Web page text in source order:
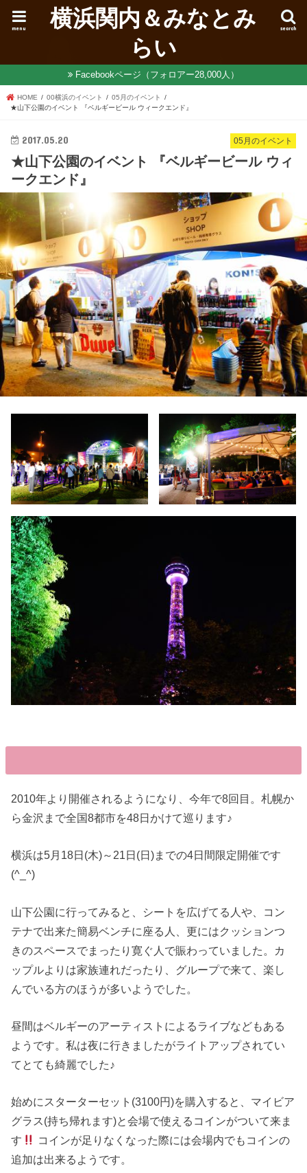
横浜関内＆みなとみ
らい
search
menu
Facebookページ（フォロアー28,000人）
HOME 00横浜のイベント
05月のイベント
★山下公園のイベント 『ベルギービール ウィークエンド』
05月のイベント
2017.05.20
★山下公園のイベント 『ベルギービール ウィ
ークエンド』
2010年より開催されるようになり、今年で8回目。札幌か
ら金沢まで全国8都市を48日かけて巡ります♪
横浜は5月18日(木)～21日(日)までの4日間限定開催です
(^_^)
山下公園に行ってみると、シートを広げてる人や、コン
テナで出来た簡易ベンチに座る人、更にはクッションつ
きのスペースでまったり寛ぐ人で賑わっていました。カ
ップルよりは家族連れだったり、グループで来て、楽し
んでいる方のほうが多いようでした。
昼間はベルギーのアーティストによるライブなどもある
ようです。私は夜に行きましたがライトアップされてい
てとても綺麗でした♪
始めにスターターセット(3100円)を購入すると、マイビア
グラス(持ち帰れます)と会場で使えるコインがついて来ま
す
コインが足りなくなった際には会場内でもコインの
追加は出来るようです。